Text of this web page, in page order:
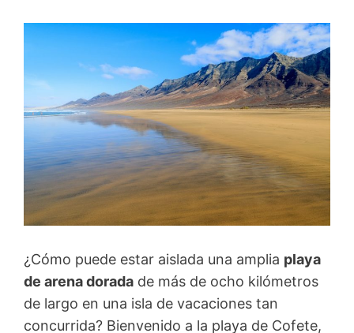
¿Cómo puede estar aislada una amplia playa
de arena dorada de más de ocho kilómetros
de largo en una isla de vacaciones tan
concurrida? Bienvenido a la playa de Cofete,